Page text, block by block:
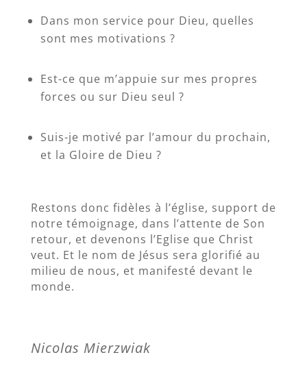
Dans mon service pour Dieu, quelles
sont mes motivations ?
Est-ce que m’appuie sur mes propres
forces ou sur Dieu seul ?
Suis-je motivé par l’amour du prochain,
et la Gloire de Dieu ?
Restons donc fidèles à l’église, support de
notre témoignage, dans l’attente de Son
retour, et devenons l’Eglise que Christ
veut. Et le nom de Jésus sera glorifié au
milieu de nous, et manifesté devant le
monde.
Nicolas Mierzwiak